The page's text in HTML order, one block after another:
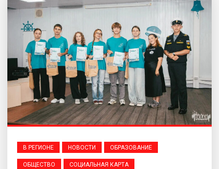
В РЕГИОНЕ НОВОСТИ ОБРАЗОВАНИЕ
ОБЩЕСТВО СОЦИАЛЬНАЯ КАРТА